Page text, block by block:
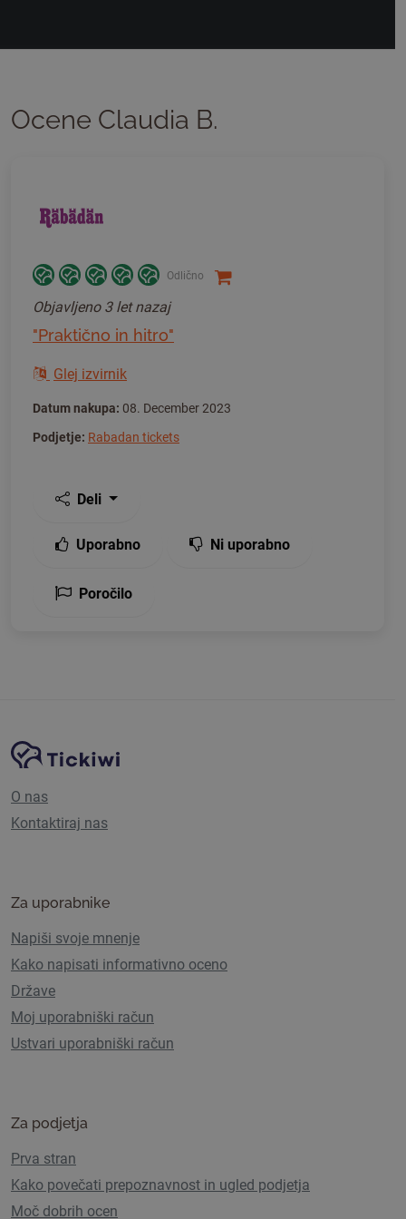
Ocene Claudia B.
Odlično
Objavljeno 3 let nazaj
"Praktično in hitro"
Glej izvirnik
Datum nakupa: 08. December 2023
Podjetje: Rabadan tickets
Deli
Uporabno Ni uporabno
Poročilo
Navigacija spletnega mesta
Platforma Tickiwi
O nas
Kontaktiraj nas
Za uporabnike
Napiši svoje mnenje
Kako napisati informativno oceno
Države
Moj uporabniški račun
Ustvari uporabniški račun
Za podjetja
Prva stran
Kako povečati prepoznavnost in ugled podjetja
Moč dobrih ocen